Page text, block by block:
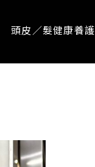
頭皮／髮健康養護